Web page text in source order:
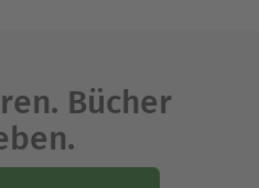
Bücher